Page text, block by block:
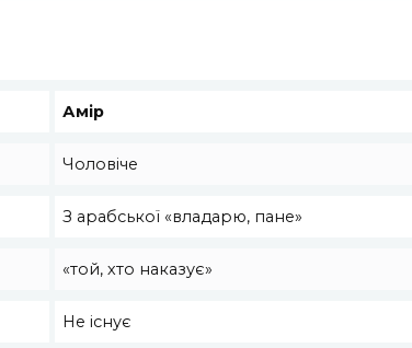
Амір
Чоловіче
З арабської «владарю, пане»
«той, хто наказує»
Не існує